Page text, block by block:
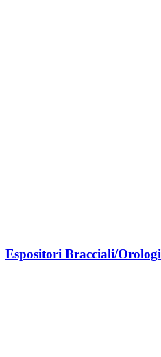
Espositori Bracciali/Orologi